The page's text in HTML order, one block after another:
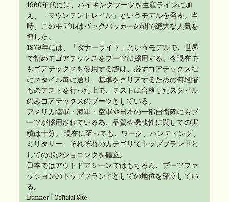
1960年代には、ハイキングブーツを生産ラインに加
え、「マウンテントレイル」というモデルを発表。当
時、このモデルはバックパッカーの間で絶大な人気を
博した。
1979年には、「ダナーライト」というモデルで、世界
で初めてゴアテックスをブーツに採用する。今現在で
もゴアテックスを使用する際は、必ずゴアテックス社
にスタイル毎に送り、基準をクリアするための何段階
ものテストを行った上で、テストに合格したスタイル
のみゴアテックスのブーツとしている。
アメリカ陸軍・海軍・空軍や日本の一部自衛隊にもブ
ーツが採用されている為、品質や機能性に関しての実
績は十分。 現在に至っても、ワーク、ハンティング、
ミリタリー、それぞれのカテゴリでトップブランドと
してのポジショニングを確立。
日本ではアウトドアシーンではもちろん、ブーツファ
ッションのトップブランドとしての地位を確立してい
る。
Danner | Official Site